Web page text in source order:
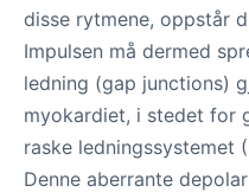
disse rytmene, oppstår
Impulsen må dermed
ledning (gap junctions)
myokardiet, i stedet for
raske ledningssystemet
Denne aberrante